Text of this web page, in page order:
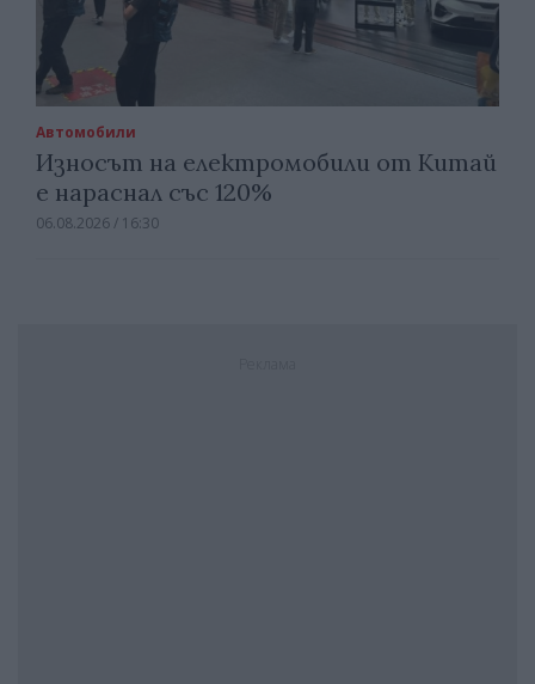
Автомобили
Износът на електромобили от Китай
е нараснал със 120%
06.08.2026 / 16:30